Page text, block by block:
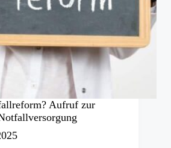
Aufruf zur